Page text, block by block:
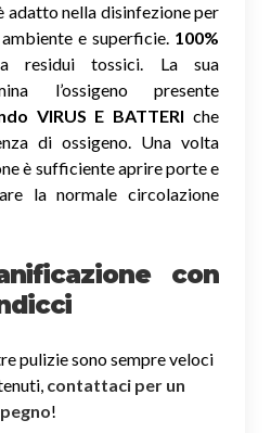
adatto nella disinfezione per
e superficie. 100%
residui tossici. La sua
l’ossigeno presente
VIRUS E BATTERI che
di ossigeno. Una volta
è sufficiente aprire porte e
la normale circolazione
con
pulizie sono sempre veloci
contattaci per un
!